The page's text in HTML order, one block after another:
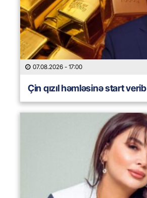
07.08.2026 - 17:00
Çin qızıl həmləsinə start verib